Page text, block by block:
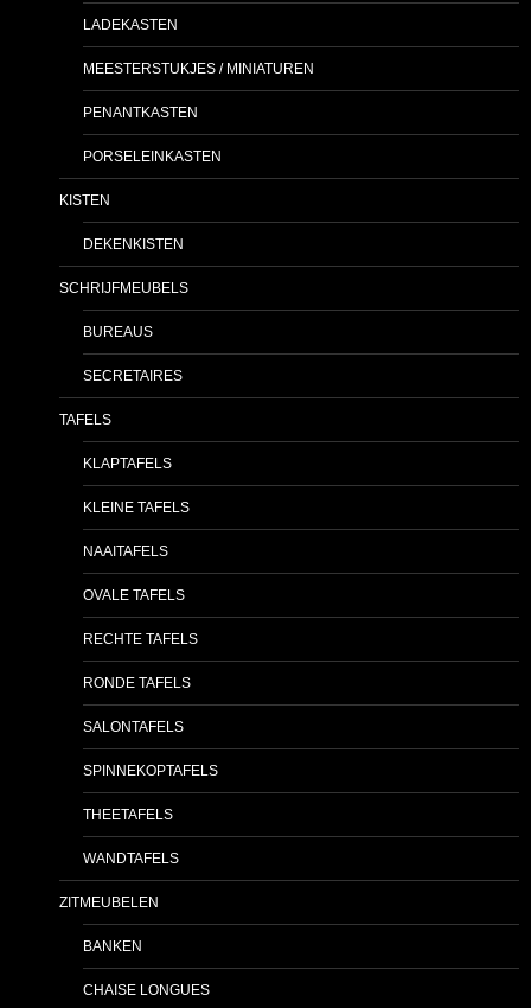
LADEKASTEN
MEESTERSTUKJES / MINIATUREN
PENANTKASTEN
PORSELEINKASTEN
KISTEN
DEKENKISTEN
SCHRIJFMEUBELS
BUREAUS
SECRETAIRES
TAFELS
KLAPTAFELS
KLEINE TAFELS
NAAITAFELS
OVALE TAFELS
RECHTE TAFELS
RONDE TAFELS
SALONTAFELS
SPINNEKOPTAFELS
THEETAFELS
WANDTAFELS
ZITMEUBELEN
BANKEN
CHAISE LONGUES